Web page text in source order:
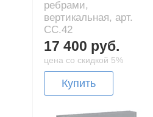
ребрами,
вертикальная, арт.
CC.42
17 400 руб.
цена со скидкой 5%
Купить